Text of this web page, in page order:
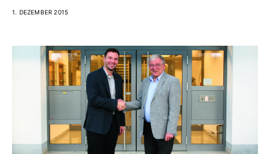
1. DEZEMBER 2015